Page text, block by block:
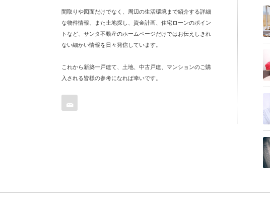
間取りや図面だけでなく、周辺の生活環境まで紹介する詳細
な物件情報、また土地探し、資金計画、住宅ローンのポイン
トなど、サンタ不動産のホームページだけではお伝えしきれ
ない細かい情報を日々発信しています。
これから新築一戸建て、土地、中古戸建、マンションのご購
入される皆様の参考になれば幸いです。